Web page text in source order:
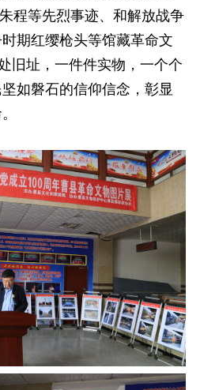
程等先烈事迹、和解放战争
期红缨枪头等馆藏革命文
旧址，一件件实物，一个个
如磐石的信仰信念，彰显